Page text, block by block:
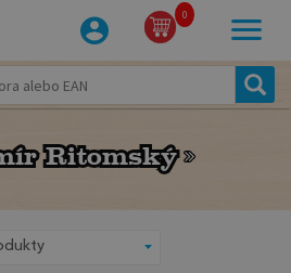
0
Ritomský
Ritomský